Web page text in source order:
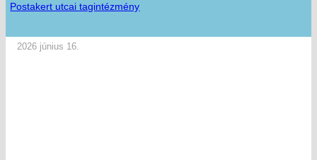
Postakert utcai tagintézmény
2026 június 16.